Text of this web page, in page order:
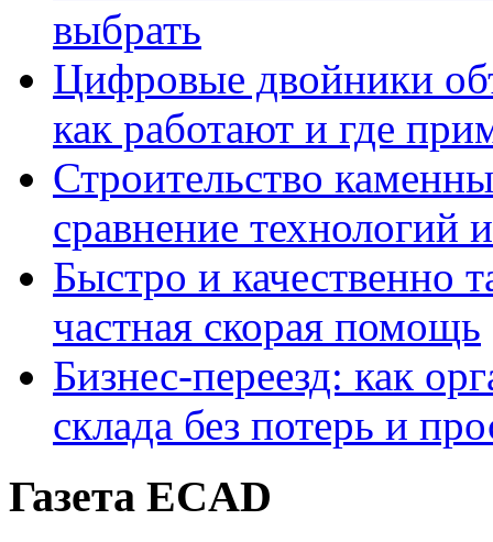
выбрать
Цифровые двойники
как работают и где
Строительство
сравнение технологий
Быстро и качественно
частная скорая помощь
Бизнес-переезд: как
склада без потерь и
Газета ECAD